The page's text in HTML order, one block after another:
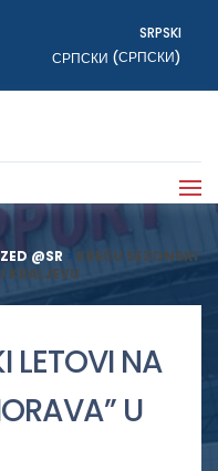
SRPSKI
СРПСКИ (СРПСКИ)
@SR > KREĆU SEZONSKI
KRALJEVU
LETOVI NA
U